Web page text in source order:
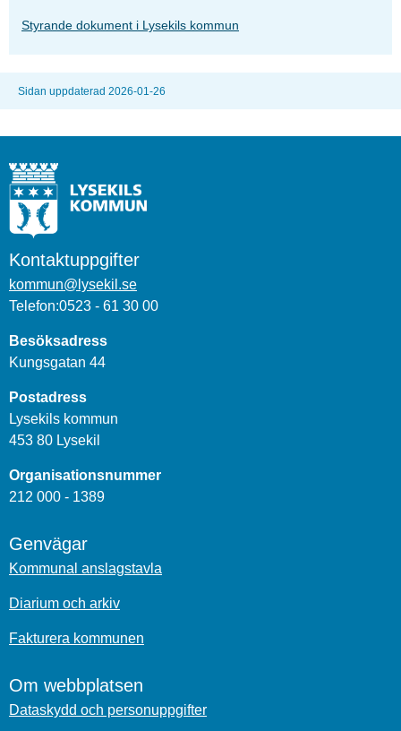
Styrande dokument i Lysekils kommun
Sidan uppdaterad 2026-01-26
Kontaktuppgifter
kommun@lysekil.se
Telefon:0523 - 61 30 00
Besöksadress
Kungsgatan 44
Postadress
Lysekils kommun
453 80 Lysekil
Organisationsnummer
212 000 - 1389
Genvägar
Kommunal anslagstavla
Diarium och arkiv
Fakturera kommunen
Om webbplatsen
Dataskydd och personuppgifter